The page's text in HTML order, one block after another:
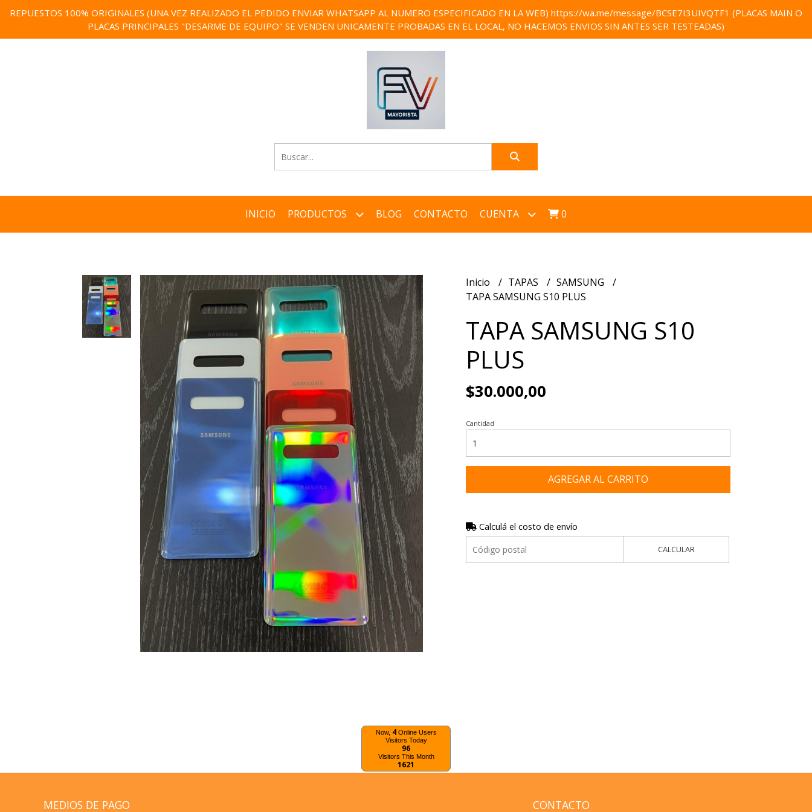
REPUESTOS 100% ORIGINALES (UNA VEZ REALIZADO EL PEDIDO ENVIAR WHATSAPP AL NUMERO ESPECIFICADO EN LA WEB) https://wa.me/message/BCSE7I3UIVQTF1 (PLACAS MAIN O
PLACAS PRINCIPALES "DESARME DE EQUIPO" SE VENDEN UNICAMENTE PROBADAS EN EL LOCAL, NO HACEMOS ENVIOS SIN ANTES SER TESTEADAS)
INICIO PRODUCTOS BLOG CONTACTO CUENTA 0
Inicio TAPAS
SAMSUNG
TAPA SAMSUNG S10 PLUS
TAPA SAMSUNG S10
PLUS
$30.000,00
Cantidad
AGREGAR AL CARRITO
Calculá el costo de envío
CALCULAR
Now, 4Online Users
Visitors Today
96
Visitors This Month
1621
MEDIOS DE PAGO CONTACTO